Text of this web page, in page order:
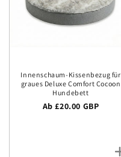
Innenschaum-Kissenbezug für
graues Deluxe Comfort Cocoon
Hundebett
Regulärer Preis
Ab £20.00 GBP